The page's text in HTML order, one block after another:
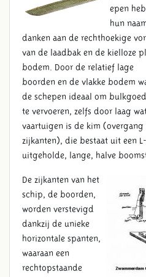
epen
hun
danken aan de rechthoekige
van de laadbak en de kielloze
bodem. Door de relatief lage
boorden en de vlakke bodem
de schepen ideaal om
te vervoeren, zelfs door laag
vaartuigen is de kim
zijkanten), die bestaat uit een
uitgeholde, lange, halve
De zijkanten van het
schip, de boorden,
worden verstevigd
dankzij de unieke
horizontale spanten,
waaraan een
rechtopstaande